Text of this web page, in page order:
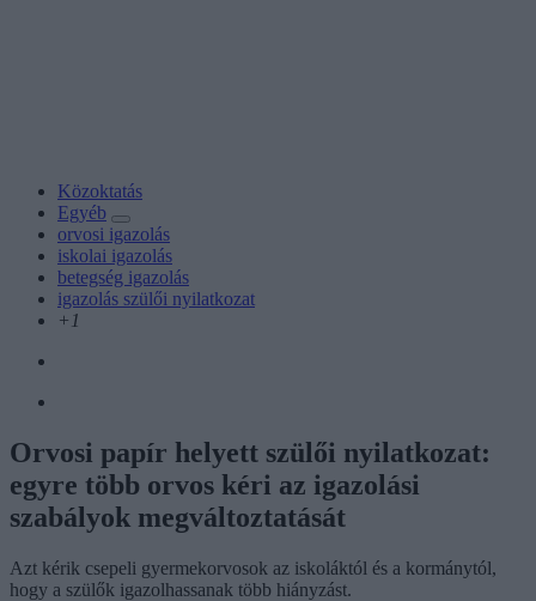
Közoktatás
Egyéb
orvosi igazolás
iskolai igazolás
betegség igazolás
igazolás szülői nyilatkozat
+1
Orvosi papír helyett szülői nyilatkozat:
egyre több orvos kéri az igazolási
szabályok megváltoztatását
Azt kérik csepeli gyermekorvosok az iskoláktól és a kormánytól,
hogy a szülők igazolhassanak több hiányzást.